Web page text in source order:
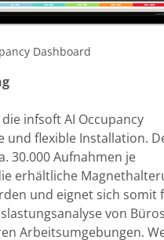
Dashboard
infsoft AI Occupancy
und flexible Installation.
30.000 Aufnahmen je
erhältliche
und eignet sich somit
von
Arbeitsumgebungen.